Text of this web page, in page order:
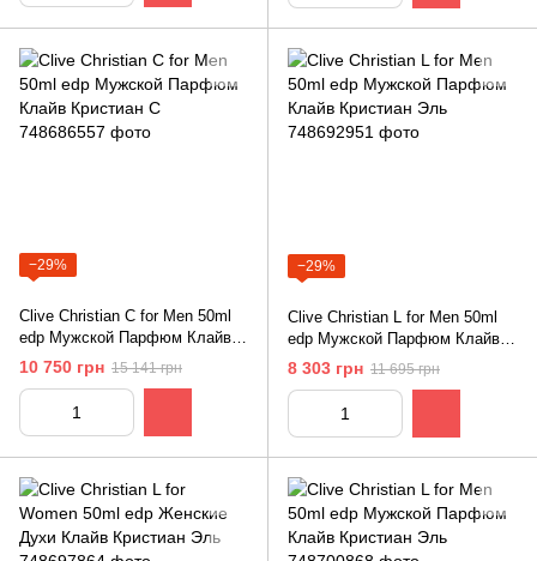
−29%
Clive Christian С for Мen 50ml
edр Мужской Парфюм Клайв
Кристиан С
10 750 грн 15 141 грн
−29%
Clive Christian L for Мen 50ml
edр Мужской Парфюм Клайв
Кристиан Эль
8 303 грн 11 695 грн